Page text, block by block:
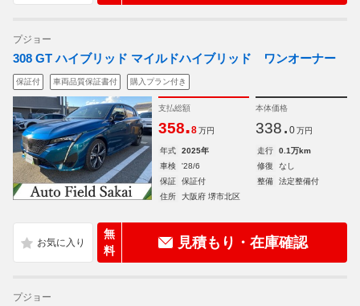
プジョー
308 GT ハイブリッド マイルドハイブリッド ワンオーナー
保証付 車両品質保証書付 購入プラン付き
支払総額
358.8 万円
本体価格
338. 0 万円
年式 2025年 走行
0.1万km
車検
'28/6 修復
なし
保証
保証付 整備
法定整備付
住所
大阪府 堺市北区
無
料
見積もり・在庫確認
プジョー